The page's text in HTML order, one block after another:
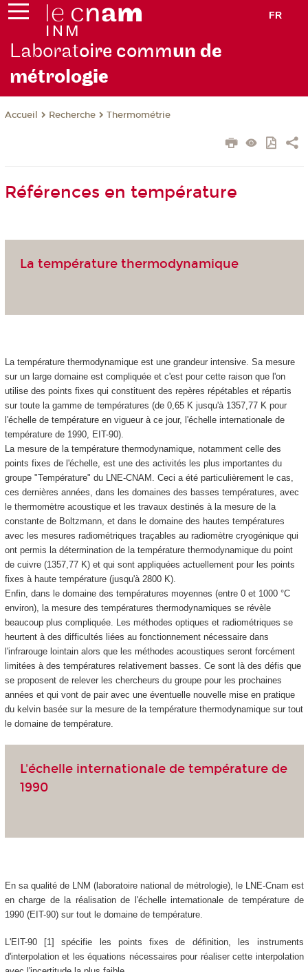
FR
Laboratoire commun de
métrologie
Accueil Recherche Thermométrie
Références en température
La température thermodynamique
La température thermodynamique est une grandeur intensive. Sa mesure
sur un large domaine est compliquée et c'est pour cette raison que l'on
utilise des points fixes qui constituent des repères répétables et répartis
sur toute la gamme de températures (de 0,65 K jusqu'à 1357,77 K pour
l'échelle de température en vigueur à ce jour, l'échelle internationale de
température de 1990, EIT-90).
La mesure de la température thermodynamique, notamment celle des
points fixes de l'échelle, est une des activités les plus importantes du
groupe "Température" du LNE-CNAM. Ceci a été particulièrement le cas,
ces dernières années, dans les domaines des basses températures, avec
le thermomètre acoustique et les travaux destinés à la mesure de la
constante de Boltzmann, et dans le domaine des hautes températures
avec les mesures radiométriques traçables au radiomètre cryogénique qui
ont permis la détermination de la température thermodynamique du point
de cuivre (1357,77 K) et qui sont appliquées actuellement pour les points
fixes à haute température (jusqu'à 2800 K).
Enfin, dans le domaine des températures moyennes (entre 0 et 1000 °C
environ), la mesure des températures thermodynamiques se révèle
beaucoup plus compliquée. Les méthodes optiques et radiométriques se
heurtent à des difficultés liées au fonctionnement nécessaire dans
l'infrarouge lointain alors que les méthodes acoustiques seront forcément
limitées à des températures relativement basses. Ce sont là des défis que
se proposent de relever les chercheurs du groupe pour les prochaines
années et qui vont de pair avec une éventuelle nouvelle mise en pratique
du kelvin basée sur la mesure de la température thermodynamique sur tout
le domaine de température.
L'échelle internationale de température de
1990
En sa qualité de LNM (laboratoire national de métrologie), le LNE-Cnam est
en charge de la réalisation de l'échelle internationale de température de
1990 (EIT-90) sur tout le domaine de température.
L'EIT-90 [1] spécifie les points fixes de définition, les instruments
d'interpolation et les équations nécessaires pour réaliser cette interpolation